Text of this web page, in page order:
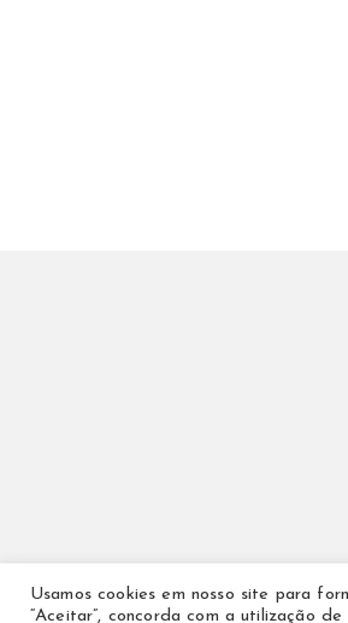
Usamos cookies em nosso site para
“Aceitar”, concorda com a utilização